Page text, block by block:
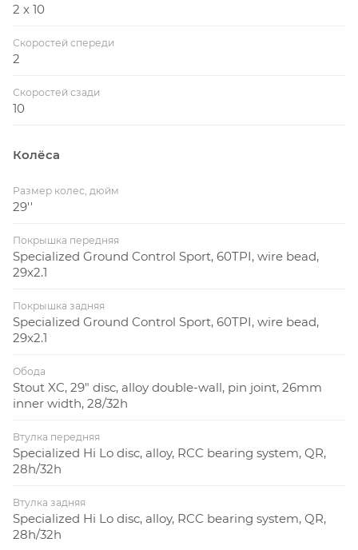
2 x 10
Скоростей спереди
2
Скоростей сзади
10
Колёса
Размер колес, дюйм
29''
Покрышка передняя
Specialized Ground Control Sport, 60TPI, wire bead,
29x2.1
Покрышка задняя
Specialized Ground Control Sport, 60TPI, wire bead,
29x2.1
Обода
Stout XC, 29" disc, alloy double-wall, pin joint, 26mm
inner width, 28/32h
Втулка передняя
Specialized Hi Lo disc, alloy, RCC bearing system, QR,
28h/32h
Втулка задняя
Specialized Hi Lo disc, alloy, RCC bearing system, QR,
28h/32h